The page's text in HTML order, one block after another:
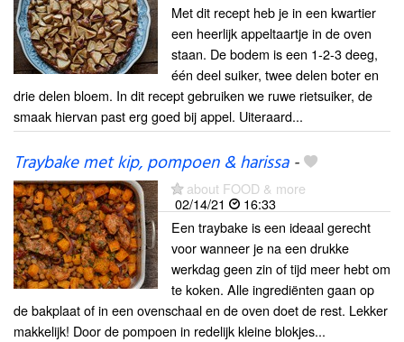
Met dit recept heb je in een kwartier
een heerlijk appeltaartje in de oven
staan. De bodem is een 1-2-3 deeg,
één deel suiker, twee delen boter en
drie delen bloem. In dit recept gebruiken we ruwe rietsuiker, de
smaak hiervan past erg goed bij appel. Uiteraard...
Traybake met kip, pompoen & harissa-
about FOOD & more
02/14/21
16:33
Een traybake is een ideaal gerecht
voor wanneer je na een drukke
werkdag geen zin of tijd meer hebt om
te koken. Alle ingrediënten gaan op
de bakplaat of in een ovenschaal en de oven doet de rest. Lekker
makkelijk! Door de pompoen in redelijk kleine blokjes...